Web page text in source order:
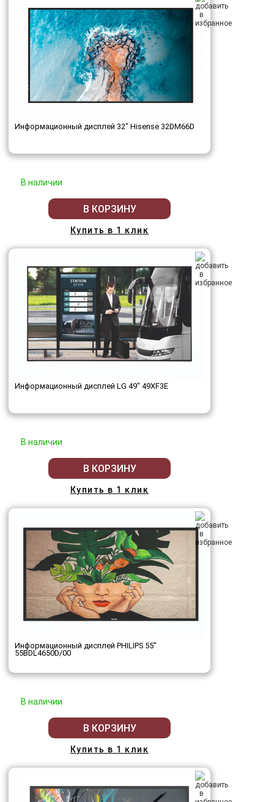
Информационный дисплей 32" Hisense 32DM66D
В наличии
В КОРЗИНУ
Купить в 1 клик
Информационный дисплей LG 49" 49XF3E
В наличии
В КОРЗИНУ
Купить в 1 клик
Информационный дисплей PHILIPS 55"
55BDL4650D/00
В наличии
В КОРЗИНУ
Купить в 1 клик